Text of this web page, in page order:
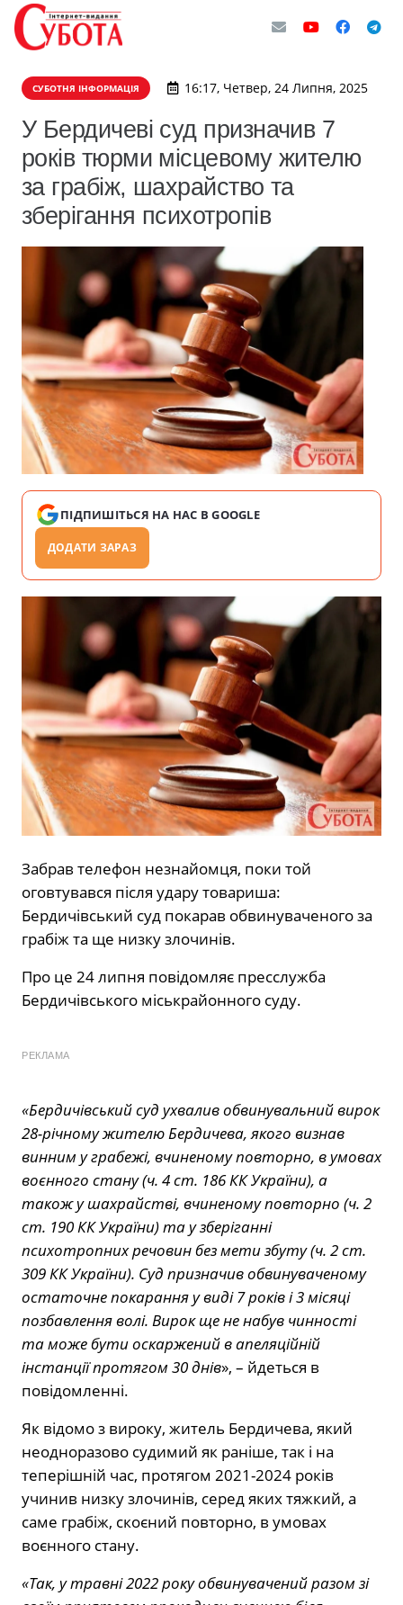
СУБОТНЯ ІНФОРМАЦІЯ 16:17, Четвер, 24 Липня, 2025
У Бердичеві суд призначив 7
років тюрми місцевому жителю
за грабіж, шахрайство та
зберігання психотропів
ПІДПИШІТЬСЯ НА НАС В GOOGLE
ДОДАТИ ЗАРАЗ
Забрав телефон незнайомця, поки той
оговтувався після удару товариша:
Бердичівський суд покарав обвинуваченого за
грабіж та ще низку злочинів.
Про це 24 липня повідомляє пресслужба
Бердичівського міськрайонного суду.
РЕКЛАМА
«Бердичівський суд ухвалив обвинувальний вирок
28-річному жителю Бердичева, якого визнав
винним у грабежі, вчиненому повторно, в умовах
воєнного стану (ч. 4 ст. 186 КК України), а
також у шахрайстві, вчиненому повторно (ч. 2
ст. 190 КК України) та у зберіганні
психотропних речовин без мети збуту (ч. 2 ст.
309 КК України). Суд призначив обвинуваченому
остаточне покарання у виді 7 років і 3 місяці
позбавлення волі. Вирок ще не набув чинності
та може бути оскаржений в апеляційній
інстанції протягом 30 днів», – йдеться в
повідомленні.
Як відомо з вироку, житель Бердичева, який
неодноразово судимий як раніше, так і на
теперішній час, протягом 2021-2024 років
учинив низку злочинів, серед яких тяжкий, а
саме грабіж, скоєний повторно, в умовах
воєнного стану.
«Так, у травні 2022 року обвинувачений разом зі